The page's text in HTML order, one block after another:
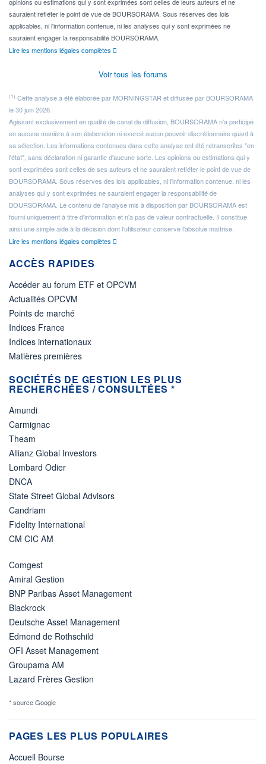
opinions ou estimations qui y sont exprimées sont celles de leurs auteurs et ne
sauraient refléter le point de vue de BOURSORAMA. Sous réserves des lois
applicables, ni l'information contenue, ni les analyses qui y sont exprimées ne
sauraient engager la responsabilité BOURSORAMA.
Lire les mentions légales complètes
Voir tous les forums
(1) Cette analyse a été élaborée par MORNINGSTAR et diffusée par BOURSORAMA
le 30 juin 2026.
Agissant exclusivement en qualité de canal de diffusion, BOURSORAMA n'a participé
en aucune manière à son élaboration ni exercé aucun pouvoir discrétionnaire quant à
sa sélection. Les informations contenues dans cette analyse ont été retranscrites "en
l'état", sans déclaration ni garantie d'aucune sorte. Les opinions ou estimations qui y
sont exprimées sont celles de ses auteurs et ne sauraient refléter le point de vue de
BOURSORAMA. Sous réserves des lois applicables, ni l'information contenue, ni les
analyses qui y sont exprimées ne sauraient engager la responsabilité de
BOURSORAMA. Le contenu de l'analyse mis à disposition par BOURSORAMA est
fourni uniquement à titre d'information et n'a pas de valeur contractuelle. Il constitue
ainsi une simple aide à la décision dont l'utilisateur conserve l'absolue maîtrise.
Lire les mentions légales complètes
ACCÈS RAPIDES
Accéder au forum ETF et OPCVM
Actualités OPCVM
Points de marché
Indices France
Indices internationaux
Matières premières
SOCIÉTÉS DE GESTION LES PLUS
RECHERCHÉES / CONSULTÉES *
Amundi
Carmignac
Theam
Allianz Global Investors
Lombard Odier
DNCA
State Street Global Advisors
Candriam
Fidelity International
CM CIC AM
Comgest
Amiral Gestion
BNP Paribas Asset Management
Blackrock
Deutsche Asset Management
Edmond de Rothschild
OFI Asset Management
Groupama AM
Lazard Frères Gestion
* source Google
PAGES LES PLUS POPULAIRES
Accueil Bourse